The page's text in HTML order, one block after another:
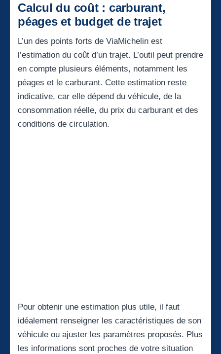
Calcul du coût : carburant,
péages et budget de trajet
L’un des points forts de ViaMichelin est
l’estimation du coût d’un trajet. L’outil peut prendre
en compte plusieurs éléments, notamment les
péages et le carburant. Cette estimation reste
indicative, car elle dépend du véhicule, de la
consommation réelle, du prix du carburant et des
conditions de circulation.
Pour obtenir une estimation plus utile, il faut
idéalement renseigner les caractéristiques de son
véhicule ou ajuster les paramètres proposés. Plus
les informations sont proches de votre situation